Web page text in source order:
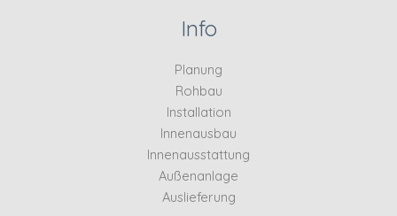
Info
Planung
Rohbau
Installation
Innenausbau
Innenausstattung
Außenanlage
Auslieferung